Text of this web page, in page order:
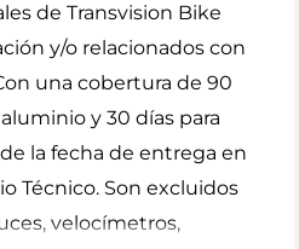
de Transvision Bike
y/o relacionados con
una cobertura de 90
y 30 días para
la fecha de entrega en
Técnico. Son excluidos
velocímetros,